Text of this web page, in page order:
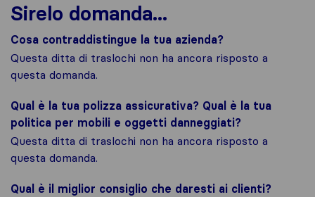
Sirelo domanda...
Cosa contraddistingue la tua azienda?
Questa ditta di traslochi non ha ancora risposto a
questa domanda.
Qual è la tua polizza assicurativa? Qual è la tua
politica per mobili e oggetti danneggiati?
Questa ditta di traslochi non ha ancora risposto a
questa domanda.
Qual è il miglior consiglio che daresti ai clienti?